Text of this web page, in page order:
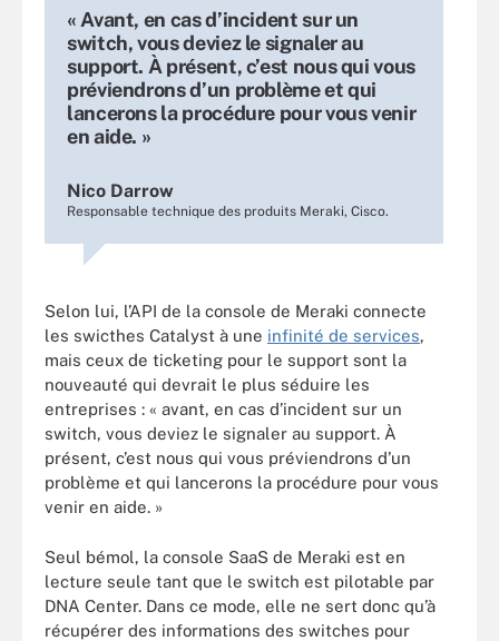
« Avant, en cas d’incident sur un
switch, vous deviez le signaler au
support. À présent, c’est nous qui vous
préviendrons d’un problème et qui
lancerons la procédure pour vous venir
en aide. »
Nico Darrow
Responsable technique des produits Meraki, Cisco.
Selon lui, l’API de la console de Meraki connecte
les swicthes Catalyst à une infinité de services,
mais ceux de ticketing pour le support sont la
nouveauté qui devrait le plus séduire les
entreprises : « avant, en cas d’incident sur un
switch, vous deviez le signaler au support. À
présent, c’est nous qui vous préviendrons d’un
problème et qui lancerons la procédure pour vous
venir en aide. »
Seul bémol, la console SaaS de Meraki est en
lecture seule tant que le switch est pilotable par
DNA Center. Dans ce mode, elle ne sert donc qu’à
récupérer des informations des switches pour